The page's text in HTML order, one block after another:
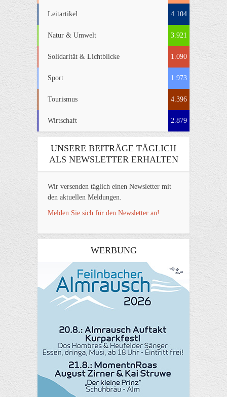
Leitartikel 4.104
Natur & Umwelt 3.921
Solidarität & Lichtblicke 1.090
Sport 1.973
Tourismus 4.396
Wirtschaft 2.879
UNSERE BEITRÄGE TÄGLICH
ALS NEWSLETTER ERHALTEN
Wir versenden täglich einen Newsletter mit
den aktuellen Meldungen.
Melden Sie sich für den Newsletter an!
WERBUNG